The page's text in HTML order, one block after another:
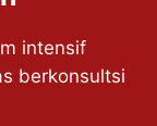
intensif
berkonsultsi